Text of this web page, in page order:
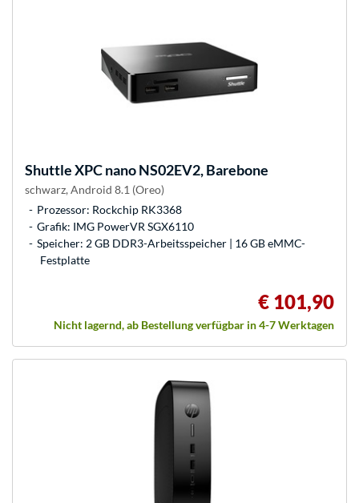
ShuttleXPC nano NS02EV2, Barebone
schwarz, Android 8.1 (Oreo)
Prozessor: Rockchip RK3368
Grafik: IMG PowerVR SGX6110
Speicher: 2 GB DDR3-Arbeitsspeicher | 16 GB eMMC-
Festplatte
€ 101,90
Nicht lagernd, ab Bestellung verfügbar in 4-7 Werktagen